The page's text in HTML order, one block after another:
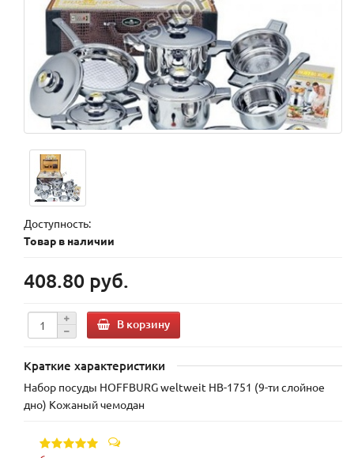
Доступность:
Товар в наличии
408.80 руб.
В корзину
Краткие характеристики
Набор посуды HOFFBURG weltweit HB-1751 (9-ти слойное
дно) Кожаный чемодан